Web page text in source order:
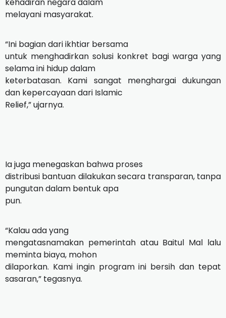
melayani masyarakat.
“Ini bagian dari ikhtiar bersama
untuk menghadirkan solusi konkret bagi warga yang
selama ini hidup dalam
keterbatasan. Kami sangat menghargai dukungan
dan kepercayaan dari Islamic
Relief,” ujarnya.
Ia juga menegaskan bahwa proses
distribusi bantuan dilakukan secara transparan, tanpa
pungutan dalam bentuk apa
pun.
“Kalau ada yang
mengatasnamakan pemerintah atau Baitul Mal lalu
meminta biaya, mohon
dilaporkan. Kami ingin program ini bersih dan tepat
sasaran,” tegasnya.